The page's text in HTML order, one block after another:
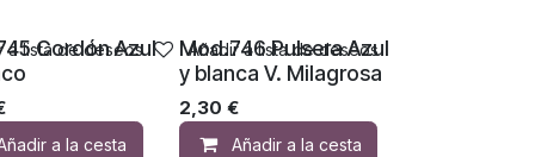
Cordón Azul
a la cesta
a lista de deseos
Mod.746 Pulsera Azul
y blanca V. Milagrosa
2,30 €
Añadir a la cesta
Añadir a lista de deseos